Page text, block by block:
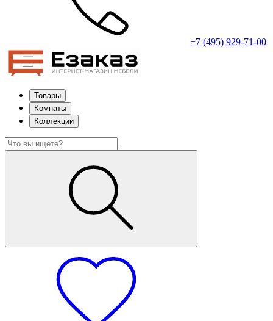
+7 (495) 929-71-00
Товары
Комнаты
Коллекции